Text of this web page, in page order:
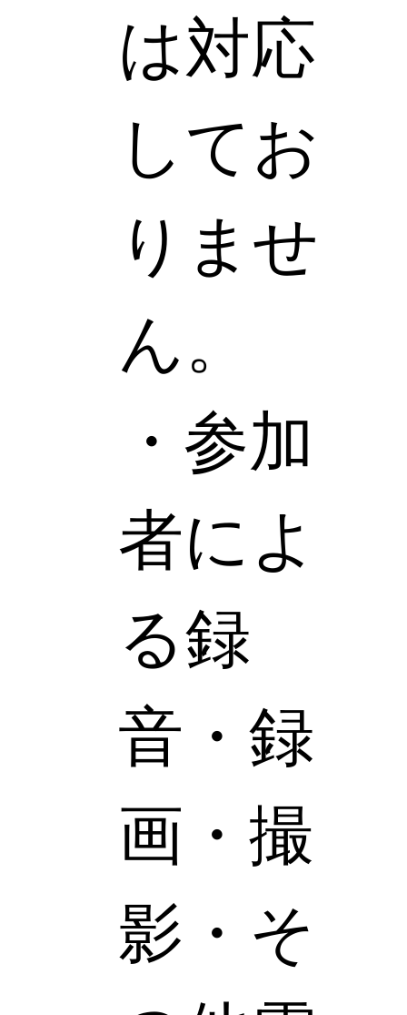
は対応
してお
りませ
ん。
・参加
者によ
る録
音・録
画・撮
影・そ